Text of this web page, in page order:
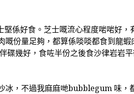
係好食。芝士嘅流心程度啱啱好，
嘅份量足夠，都算係啖啖都食到龍
碟幾好，食咗半份之後食沙律岩岩
冰，不過我麻麻哋bubblegum 味，